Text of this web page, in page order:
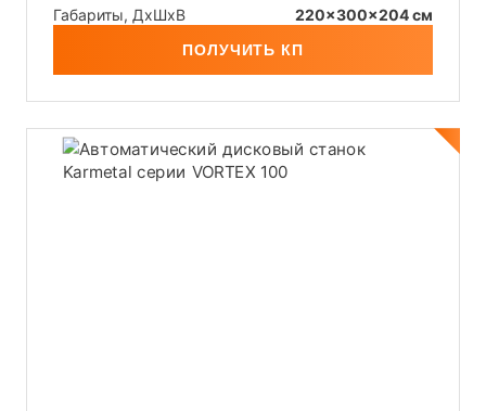
Габариты, ДхШxB
220x300x204 см
ПОЛУЧИТЬ КП